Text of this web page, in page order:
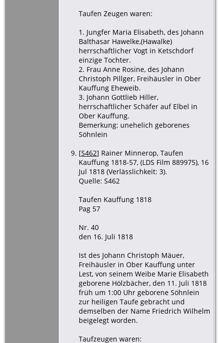
Taufen Zeugen waren:
1. Jungfer Maria Elisabeth, des Johann
Balthasar Hawelke,(Hawalke)
herrschaftlicher Vogt in Ketschdorf
einzige Tochter.
2. Frau Anne Rosine, des Johann
Christoph Pillger, Freihäusler in Ober
Kauffung Eheweib.
3. Johann Gottlieb Hiller,
herrschaftlicher Schäfer auf Elbel in
Ober Kauffung.
Bemerkung: unehelich geborenes
Söhnlein
[S462] Rainer Minnerop, Taufen
Kauffung 1818-57, (LDS Film 889975), 16
Jul 1818 (Verlässlichkeit: 3).
Quelle: S462
Taufen Kauffung 1818
Pag 57
Nr. 40
den 16. Juli 1818
Ist des Johann Christoph Mäuer,
Freihäusler in Ober Kauffung unter
Lest, von seinem Weibe Marie Elisabeth
geborene Hölzbächer, den 11. Juli 1818
früh um 1:00 Uhr geborene Söhnlein
zur heiligen Taufe gebracht und
demselben der Name Friedrich Wilhelm
beigelegt worden.
Taufzeugen waren: